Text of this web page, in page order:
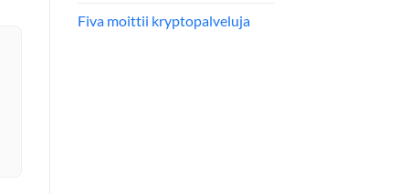
Fiva moittii kryptopalveluja